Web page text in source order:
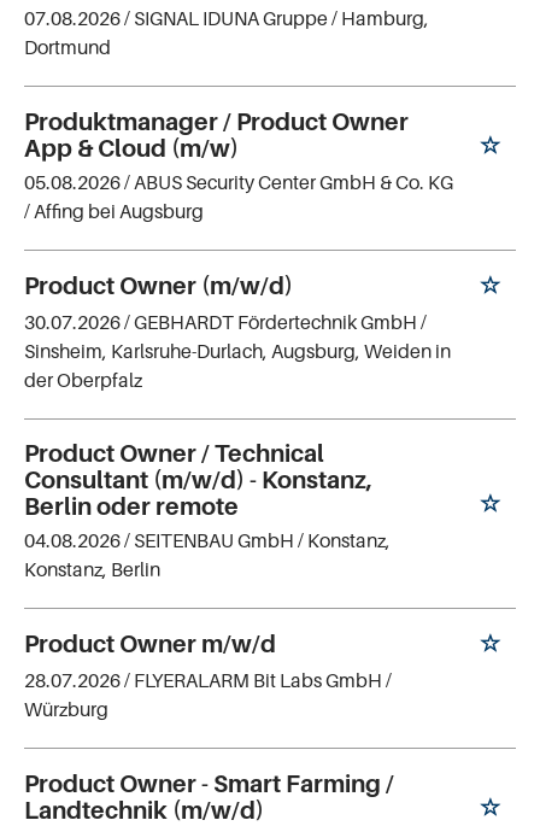
07.08.2026 / SIGNAL IDUNA Gruppe/ Hamburg,
Dortmund
Produktmanager / Product Owner
App & Cloud (m/w)
05.08.2026 / ABUS Security Center GmbH & Co. KG
/ Affing bei Augsburg
Product Owner (m/w/d)
30.07.2026 /GEBHARDT Fördertechnik GmbH /
Sinsheim, Karlsruhe-Durlach, Augsburg, Weiden in
der Oberpfalz
Product Owner / Technical
Consultant (m/w/d) - Konstanz,
Berlin oder remote
04.08.2026 / SEITENBAU GmbH / Konstanz,
Konstanz, Berlin
Product Owner m/w/d
28.07.2026 / FLYERALARM Bit Labs GmbH /
Würzburg
Product Owner - Smart Farming /
Landtechnik (m/w/d)